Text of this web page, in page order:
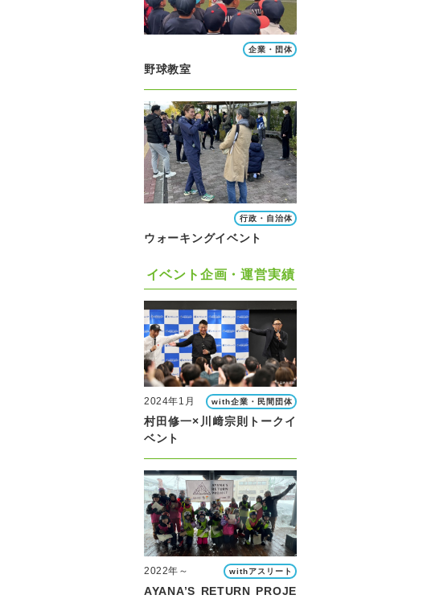
企業・団体
野球教室
行政・自治体
ウォーキングイベント
イベント企画・運営実績
2024年1月 with企業・民間団体
村田修一×川﨑宗則トークイ
ベント
2022年～ withアスリート
AYANA’S RETURN PROJE